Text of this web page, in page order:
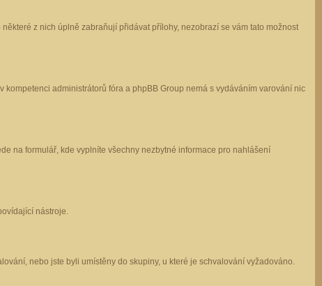
z nich úplně zabraňují přidávat přílohy, nezobrazí se vám tato možnost
administrátorů fóra a phpBB Group nemá s vydáváním varování nic
na formulář, kde vyplníte všechny nezbytné informace pro nahlášení
nástroje.
nebo jste byli umístěny do skupiny, u které je schvalování vyžadováno.